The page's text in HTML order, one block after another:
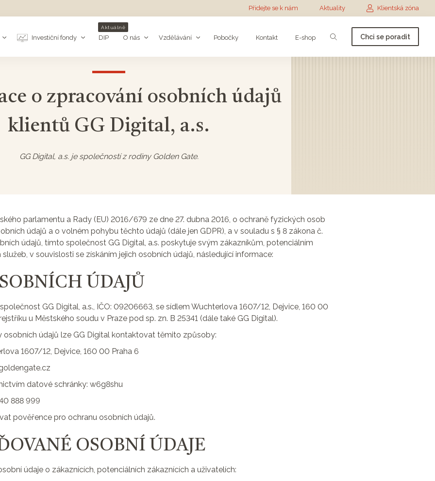
Přidejte se k nám Aktuality Klientská zóna
Investiční fondy DIP
Aktuálně
O nás Vzdělávání Pobočky Kontakt E-shop Chci se poradit
o zpracování osobních údajů
klientů GG Digital, a.s.
GG Digital, a.s. je společností z rodiny Golden Gate.
parlamentu a Rady (EU) 2016/679 ze dne 27. dubna 2016, o ochraně fyzických osob
údajů a o volném pohybu těchto údajů (dále jen GDPR), a v souladu s § 8 zákona č.
údajů, tímto společnost GG Digital, a.s. poskytuje svým zákazníkům, potenciálním
v souvislosti se získáním jejich osobních údajů, následující informace:
ÚDAJŮ
GG Digital, a.s., IČO: 09206663, se sídlem Wuchterlova 1607/12, Dejvice, 160 00
u Městského soudu v Praze pod sp. zn. B 25341 (dále také GG Digital).
osobních údajů lze GG Digital kontaktovat těmito způsoby:
1607/12, Dejvice, 160 00 Praha 6
datové schránky: w6g8shu
888 999
pověřence pro ochranu osobních údajů.
OSOBNÍ ÚDAJE
údaje o zákaznících, potenciálních zákaznících a uživatelích: